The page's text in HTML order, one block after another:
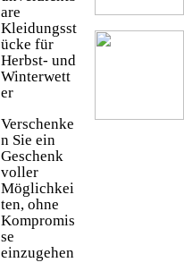
are
Kleidungsst
ücke für
Herbst- und
Winterwett
er
Verschenke
n Sie ein
Geschenk
voller
Möglichkei
ten, ohne
Kompromis
se
einzugehen